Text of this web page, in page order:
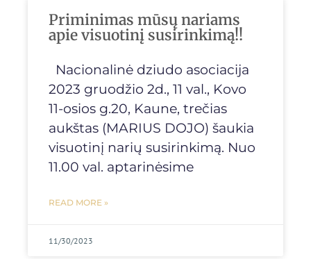
Priminimas mūsų nariams
apie visuotinį susirinkimą!!
Nacionalinė dziudo asociacija
2023 gruodžio 2d., 11 val., Kovo
11-osios g.20, Kaune, trečias
aukštas (MARIUS DOJO) šaukia
visuotinį narių susirinkimą. Nuo
11.00 val. aptarinėsime
READ MORE »
11/30/2023